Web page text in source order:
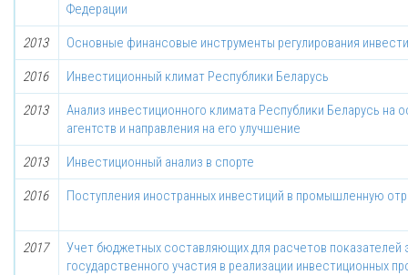
Федерации
2013 Основные финансовые инструменты регулирования
2016 Инвестиционный климат Республики Беларусь
2013
Анализ инвестиционного климата Республики Беларусь на
агентств и направления на его улучшение
2013 Инвестиционный анализ в спорте
2016 Поступления иностранных инвестиций в промышленную
2017
Учет бюджетных составляющих для расчетов
государственного участия в реализации инвестиционных